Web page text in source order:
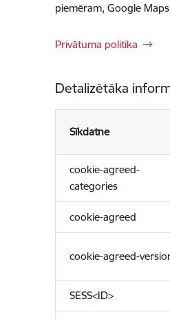
piemēram, Google
Privātuma politika
Detalizētāka
Sīkdatne
cookie-agreed-
categories
cookie-agreed
cookie-agreed-
SESS<ID>